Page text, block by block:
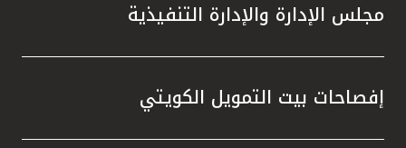
مجلس الإدارة والإدارة التنفيذية
إفصاحات بيت التمويل الكويتي